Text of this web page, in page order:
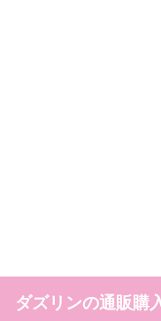
ダズリンの通販購